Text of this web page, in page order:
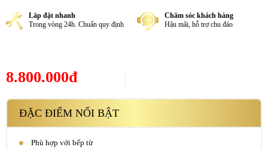
Lắp đặt nhanh
Trong vòng 24h. Chuẩn quy định
Chăm sóc khách hàng
Hậu mãi, hỗ trợ chu đáo
8.800.000đ
ĐẶC ĐIỂM NỔI BẬT
Phù hợp với bếp từ